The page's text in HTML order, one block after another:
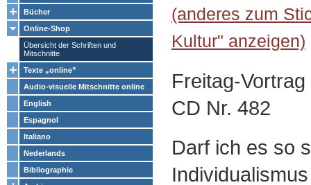
Bücher
Online-Shop
Übersicht der Schriften und
Mitschnitte
Texte „online”
Audio-visuelle Mitschnitte online
English
Espagnol
Italiano
Nederlands
Bibliographie
(anderes zum
Kultur" anzeigen)
Freitag-
CD Nr. 482
Darf ich es so